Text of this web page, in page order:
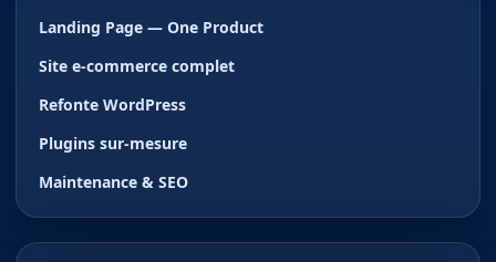
Landing Page — One Product
Site e-commerce complet
Refonte WordPress
Plugins sur-mesure
Maintenance & SEO